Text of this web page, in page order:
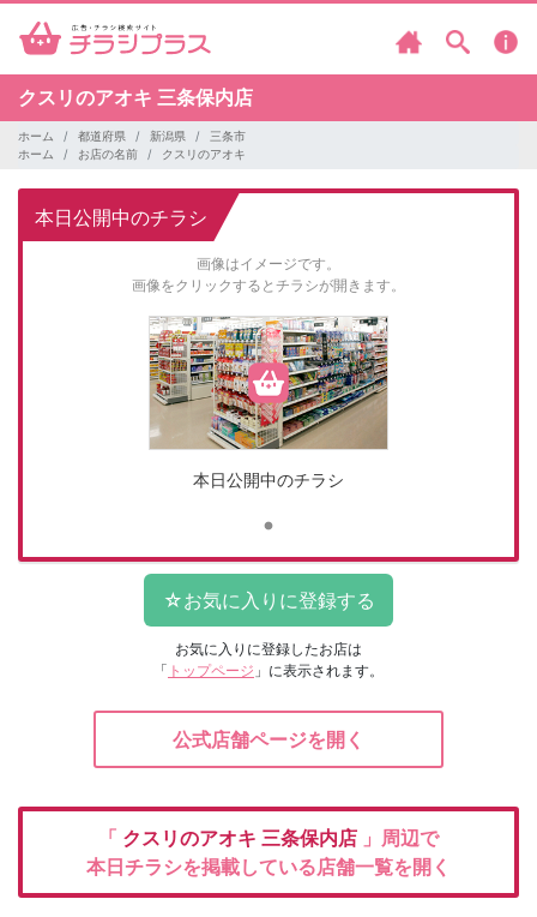
クスリのアオキ 三条保内店
ホーム 都道府県 新潟県
三条市
ホーム
お店の名前 クスリのアオキ
本日公開中のチラシ
画像はイメージです。
画像をクリックするとチラシが開きます。
本日公開中のチラシ
お気に入りに登録したお店は
「 トップページ 」に表示されます。
公式店舗ページを開く
「 クスリのアオキ 三条保内店 」周辺で
本日チラシを掲載している店舗一覧を開く